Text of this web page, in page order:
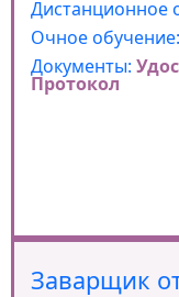
Дистанционное
Очное
Документы:
Протокол
Заварщик